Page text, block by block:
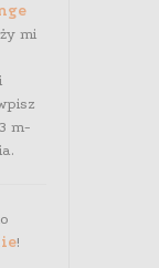
mi
m-
!